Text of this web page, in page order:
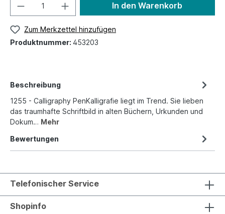
In den Warenkorb
Zum Merkzettel hinzufügen
Produktnummer: 453203
Beschreibung
1255 - Calligraphy PenKalligrafie liegt im Trend. Sie lieben
das traumhafte Schriftbild in alten Büchern, Urkunden und
Dokum… Mehr
Bewertungen
Telefonischer Service
Shopinfo